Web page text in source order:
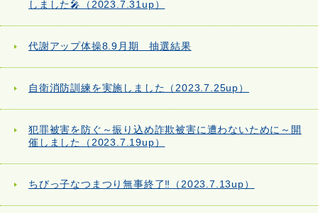
しました🎤（2023.7.31up）
代謝アップ体操8.9月期 抽選結果
自衛消防訓練を実施しました（2023.7.25up）
犯罪被害を防ぐ～振り込め詐欺被害に遭わないために～開
催しました（2023.7.19up）
ちびっ子なつまつり無事終了‼（2023.7.13up）